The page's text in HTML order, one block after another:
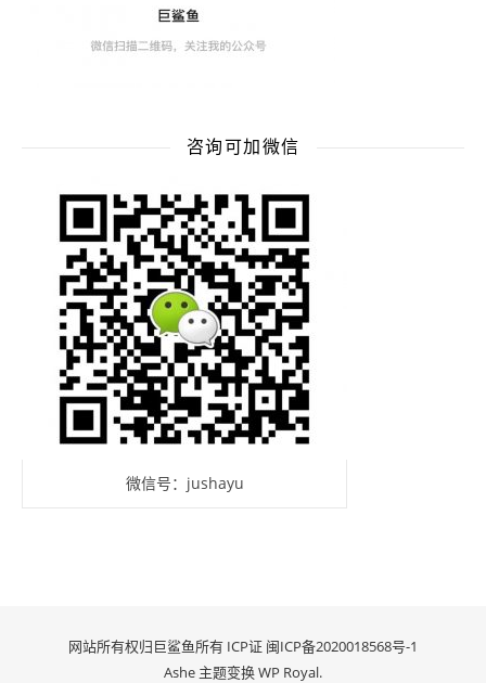
咨询可加微信
微信号：jushayu
网站所有权归巨鲨鱼所有 ICP证 闽ICP备2020018568号-1
Ashe 主题变换WP Royal.